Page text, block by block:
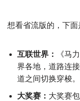
想看省流版的，下面
互联世界：
《马
界各地，道路连
道之间切换穿梭。
大奖赛： 大奖赛